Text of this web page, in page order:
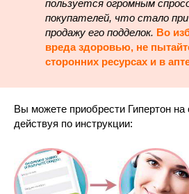
пользуется огромным
покупателей, что стало
продажу его подделок. Во
вреда здоровью, не
сторонних ресурсах и в
Вы можете приобрести Гипертон
действуя по инструкции: